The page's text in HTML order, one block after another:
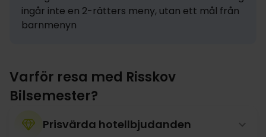
ingår inte en 2-rätters meny, utan ett mål från
barnmenyn
Varför resa med Risskov
Bilsemester?
Prisvärda hotellbjudanden